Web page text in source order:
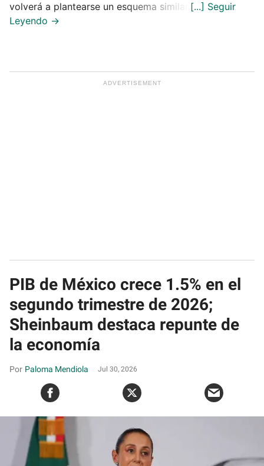
volverá a plantearse un esquema similar.
PIB de México crece 1.5% en el
segundo trimestre de 2026;
Sheinbaum destaca repunte de
la economía
Paloma Mendiola Jul 30, 2026